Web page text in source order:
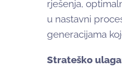
rješenja,
u nastavni
generacijama
Strateško